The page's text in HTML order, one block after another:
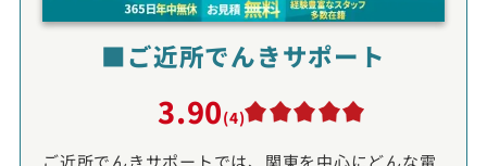
■ご近所でんきサポート
3.90(4)
ご近所でんきサポートでは、関東を中心にどんな電